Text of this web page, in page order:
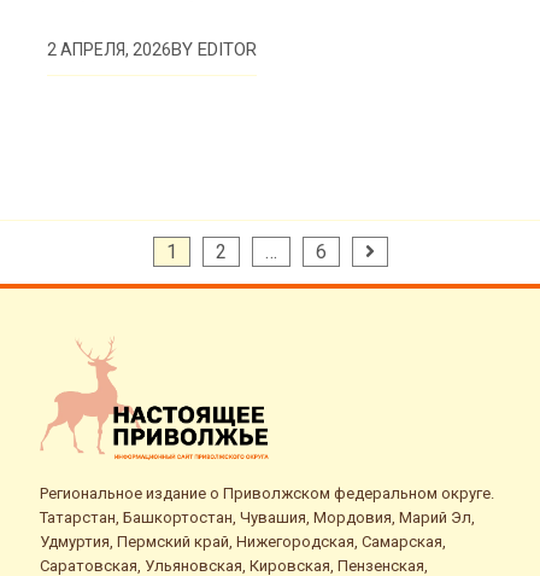
2 АПРЕЛЯ, 2026BYEDITOR
записей
1 2 … 6
Региональное издание о Приволжском федеральном округе.
Татарстан, Башкортостан, Чувашия, Мордовия, Марий Эл,
Удмуртия, Пермский край, Нижегородская, Самарская,
Саратовская, Ульяновская, Кировская, Пензенская,